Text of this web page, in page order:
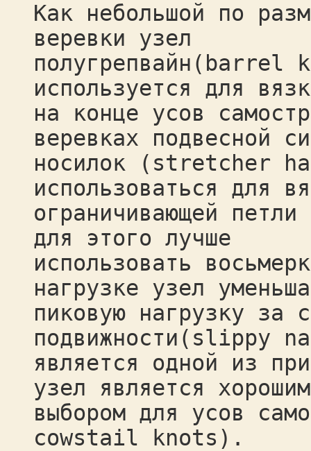
Как небольшой по
веревки узел
полугрепвайн(barrel
используется для
на конце усов
веревках подвесной
носилок (stretcher
использоваться для
ограничивающей
для этого лучше
использовать
нагрузке узел
пиковую нагрузку за
подвижности(slippy
является одной из
узел является хорошим
выбором для усов
cowstail knots).